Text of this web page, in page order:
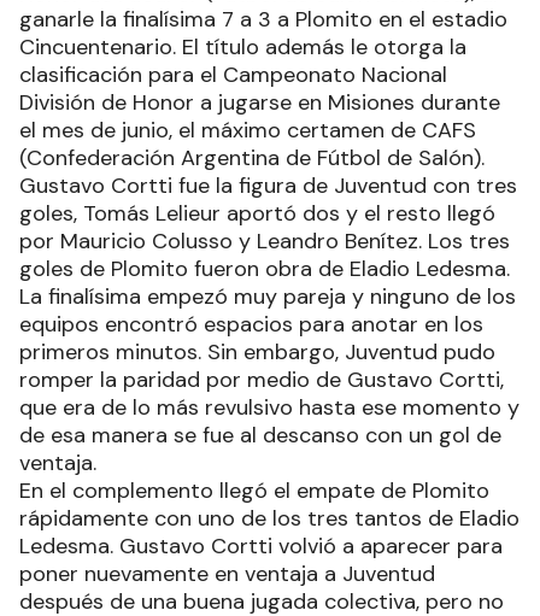
ganarle la finalísima 7 a 3 a Plomito en el estadio
Cincuentenario. El título además le otorga la
clasificación para el Campeonato Nacional
División de Honor a jugarse en Misiones durante
el mes de junio, el máximo certamen de CAFS
(Confederación Argentina de Fútbol de Salón).
Gustavo Cortti fue la figura de Juventud con tres
goles, Tomás Lelieur aportó dos y el resto llegó
por Mauricio Colusso y Leandro Benítez. Los tres
goles de Plomito fueron obra de Eladio Ledesma.
La finalísima empezó muy pareja y ninguno de los
equipos encontró espacios para anotar en los
primeros minutos. Sin embargo, Juventud pudo
romper la paridad por medio de Gustavo Cortti,
que era de lo más revulsivo hasta ese momento y
de esa manera se fue al descanso con un gol de
ventaja.
En el complemento llegó el empate de Plomito
rápidamente con uno de los tres tantos de Eladio
Ledesma. Gustavo Cortti volvió a aparecer para
poner nuevamente en ventaja a Juventud
después de una buena jugada colectiva, pero no